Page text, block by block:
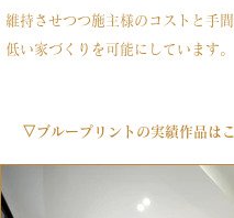
維持させつつ施主様のコストと手
低い家づくりを可能にしています。
▽ブループリントの実績作品は